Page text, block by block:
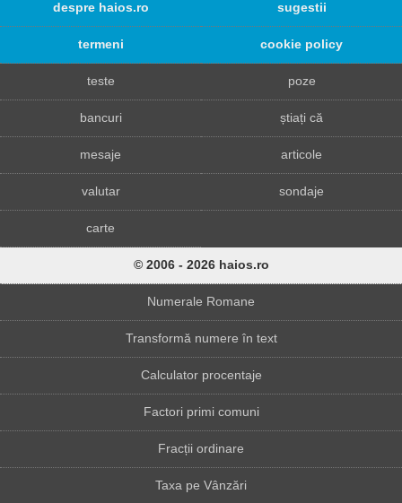
despre haios.ro sugestii
termeni cookie policy
teste poze
bancuri știați că
mesaje articole
valutar sondaje
carte
© 2006 - 2026 haios.ro
Numerale Romane
Transformă numere în text
Calculator procentaje
Factori primi comuni
Fracții ordinare
Taxa pe Vânzări